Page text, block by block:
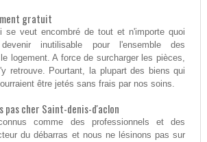
gratuit
se veut encombré de tout et n'importe quoi
inutilisable pour l'ensemble des
logement. A force de surcharger les pièces,
retrouve. Pourtant, la plupart des biens qui
être jetés sans frais par nos soins.
pas cher Saint-denis-d'aclon
comme des professionnels et des
du débarras et nous ne lésinons pas sur